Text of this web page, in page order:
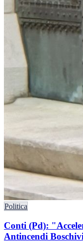
Politica
Conti (Pd):
Antincendi